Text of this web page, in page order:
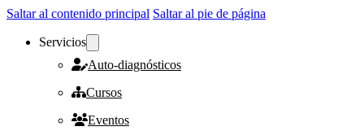
Saltar al contenido principal Saltar al pie de página
Servicios
Auto-diagnósticos
Cursos
Eventos